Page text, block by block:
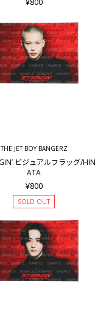
THE JET BOY BANGERZ
ビジュアルフラッグ/HIN
ATA
¥800
SOLD OUT